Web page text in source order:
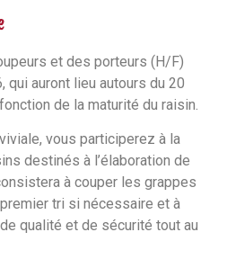
et des porteurs (H/F)
qui auront lieu autours du 20
de la maturité du raisin.
vous participerez à la
destinés à l’élaboration de
à couper les grappes
tri si nécessaire et à
qualité et de sécurité tout au